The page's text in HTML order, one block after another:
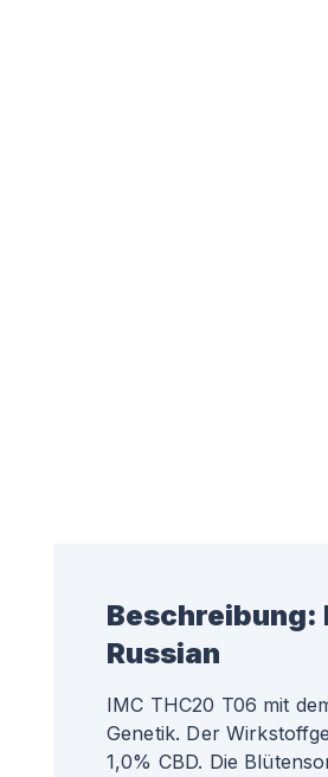
Beschreibung:
Russian
IMC THC20 T06 mit
Genetik. Der
1,0% CBD. Die